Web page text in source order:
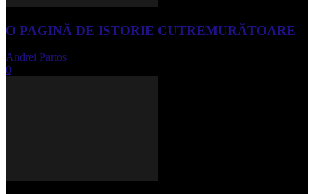
O PAGINĂ DE ISTORIE CUTREMURĂTOARE
Andrei Partos
0